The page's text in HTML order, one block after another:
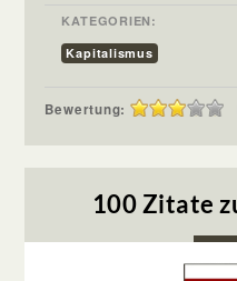
KATEGORIEN:
Kapitalismus
Bewertung: